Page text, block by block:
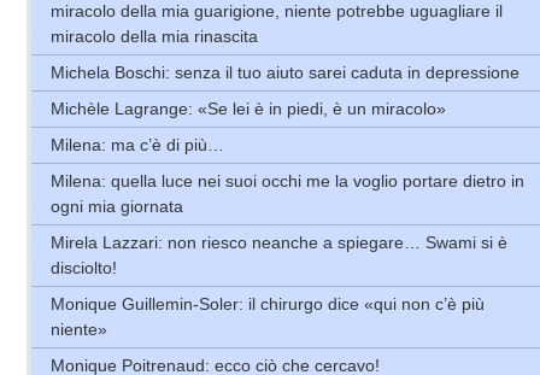
miracolo della mia guarigione, niente potrebbe uguagliare il
miracolo della mia rinascita
Michela Boschi: senza il tuo aiuto sarei caduta in depressione
Michèle Lagrange: «Se lei è in piedi, è un miracolo»
Milena: ma c’è di più…
Milena: quella luce nei suoi occhi me la voglio portare dietro in
ogni mia giornata
Mirela Lazzari: non riesco neanche a spiegare… Swami si è
disciolto!
Monique Guillemin-Soler: il chirurgo dice «qui non c’è più
niente»
Monique Poitrenaud: ecco ciò che cercavo!